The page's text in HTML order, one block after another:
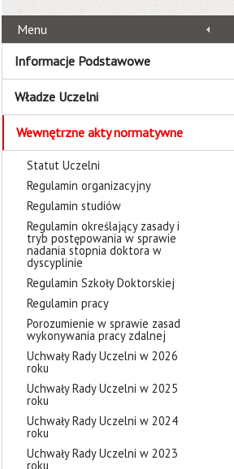
Menu
Informacje Podstawowe
Władze Uczelni
Wewnętrzne akty normatywne
Statut Uczelni
Regulamin organizacyjny
Regulamin studiów
Regulamin określający zasady i
tryb postępowania w sprawie
nadania stopnia doktora w
dyscyplinie
Regulamin Szkoły Doktorskiej
Regulamin pracy
Porozumienie w sprawie zasad
wykonywania pracy zdalnej
Uchwały Rady Uczelni w 2026
roku
Uchwały Rady Uczelni w 2025
roku
Uchwały Rady Uczelni w 2024
roku
Uchwały Rady Uczelni w 2023
roku